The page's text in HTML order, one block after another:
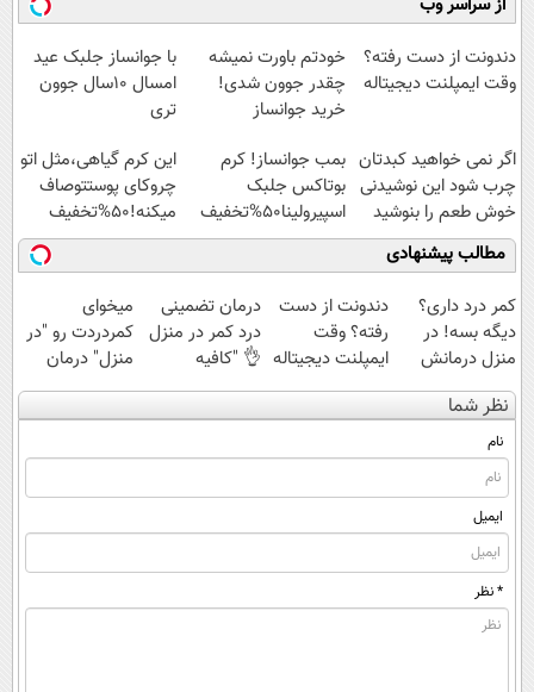
آموزش رایگان
سبک و مقاوم |
پرداخت قسطی
◗پرسش‌نامه◖
از سراسر وب
دندونت از دست رفته؟
وقت ایمپلنت دیجیتاله
خودتم باورت نمیشه
چقدر جوون شدی!
خرید جوانساز
ویژه
با جوانساز جلبک عید
امسال ۱۰سال جوون
تری
اگر نمی خواهید کبدتان
چرب شود این نوشیدنی
خوش طعم را بنوشید
بمب جوانساز! کرم
بوتاکس جلبک
اسپیرولینا50%تخفیف
این کرم گیاهی،مثل اتو
چروکای پوستتوصاف
میکنه!50%تخفیف
مطالب پیشنهادی
کمر درد داری؟
دیگه بسه! در
منزل درمانش
کن
(◀پرسش‌نامه)
دندونت از دست
رفته؟ وقت
ایمپلنت دیجیتاله
درمان تضمینی
درد کمر در منزل
👌 "کافیه
پرسش‌نامه رو پر
کنی"
میخوای
کمردردت رو "در
منزل" درمان
کنی؟ (◂فیلم +
◂پرسش‌نامه)
نظر شما
نام
ایمیل
* نظر